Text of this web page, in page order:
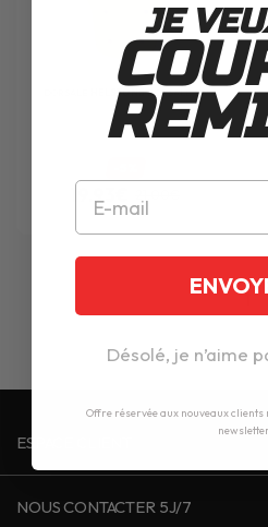
HELSTONSDORSALE SW
19.93€
1
ESPACE CLIENT
NOUS CONTACTER 5J/7
JE
Désolé, je n’aime
Offre réservée aux nouveaux
newsletter